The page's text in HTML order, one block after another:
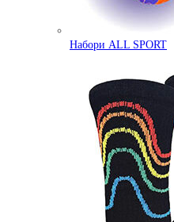
Набори ALL SPORT